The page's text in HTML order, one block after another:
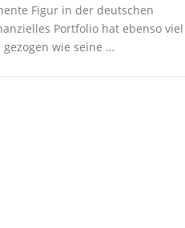
Figur in der deutschen
Portfolio hat ebenso viel
wie seine …